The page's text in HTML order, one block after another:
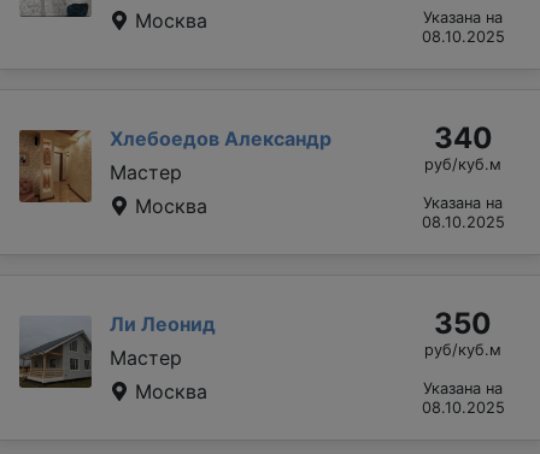
Москва
Указана на
08.10.2025
Хлебоедов Александр
Мастер
Москва
340
руб/куб.м
Указана на
08.10.2025
Ли Леонид
Мастер
Москва
350
руб/куб.м
Указана на
08.10.2025